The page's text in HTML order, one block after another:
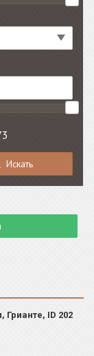
Искать
Грианте, ID 202